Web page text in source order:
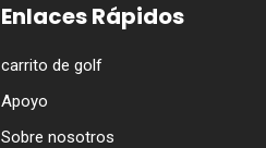
Enlaces Rápidos
carrito de golf
Apoyo
Sobre nosotros